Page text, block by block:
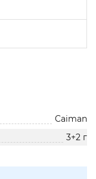
Caiman
3+2 г